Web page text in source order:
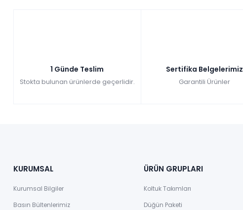
1 Günde Teslim
Stokta bulunan ürünlerde geçerlidir.
Sertifika Belgelerimiz
Garantili Ürünler
KURUMSAL
Kurumsal Bilgiler
Basın Bültenlerimiz
ÜRÜN GRUPLARI
Koltuk Takımları
Düğün Paketi